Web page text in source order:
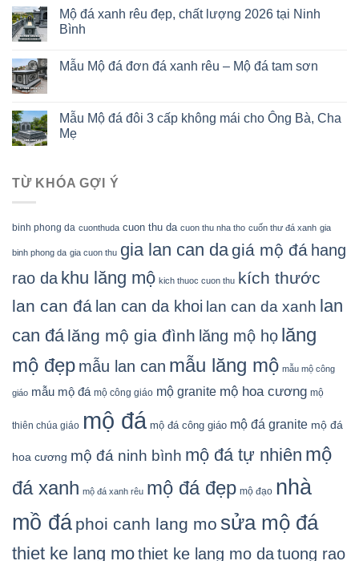
Mộ đá xanh rêu đẹp, chất lượng 2026 tại Ninh
Bình
Mẫu Mộ đá đơn đá xanh rêu – Mộ đá tam sơn
Mẫu Mộ đá đôi 3 cấp không mái cho Ông Bà, Cha
Mẹ
TỪ KHÓA GỢI Ý
binh phong da cuonthuda cuon thu da cuon thu nha tho cuốn thư đá xanh gia
binh phong da gia cuon thu gia lan can dagiá mộ đá hang
rao da khu lăng mộ kich thuoc cuon thu kích thước
lan can đá lan can da khoi lan can da xanh lan
can đá lăng mộ gia đình lăng mộ họ lăng
mộ đẹp mẫu lan can mẫu lăng mộ mẫu mộ công
giáo mẫu mộ đá mộ công giáo mộ granite mộ hoa cương mộ
thiên chúa giáo mộ đá mộ đá công giáo mộ đá granite mộ đá
hoa cương mộ đá ninh bình mộ đá tự nhiên mộ
đá xanh mộ đá xanh rêu mộ đá đẹp mộ đạo nhà
mồ đá phoi canh lang mo sửa mộ đá
thiet ke lang mothiet ke lang mo datuong rao